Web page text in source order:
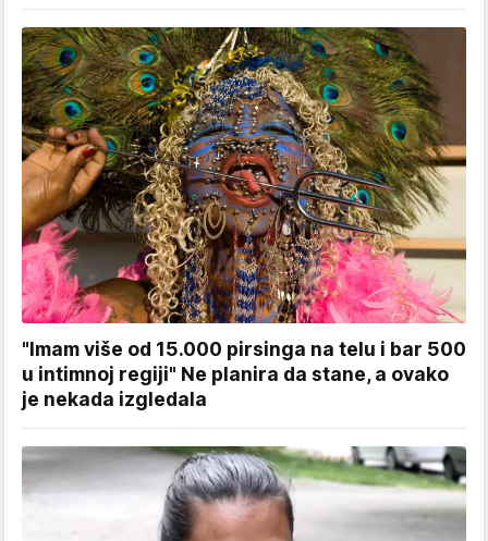
"Imam više od 15.000 pirsinga na telu i bar 500
u intimnoj regiji" Ne planira da stane, a ovako
je nekada izgledala